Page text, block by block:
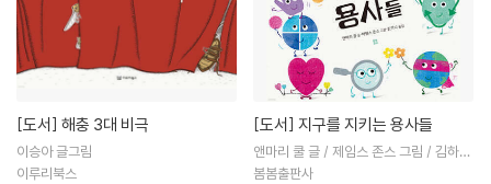
[도서] 해충 3대 비극
이승아 글그림
이루리북스
[도서] 지구를 지키는 용사들
앤마리 쿨 글 / 제임스 존스 그림 / 김하늬
역
봄봄출판사